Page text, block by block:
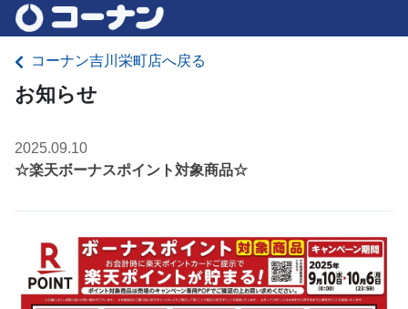
コーナン吉川栄町店へ戻る
お知らせ
2025.09.10
☆楽天ボーナスポイント対象商品☆